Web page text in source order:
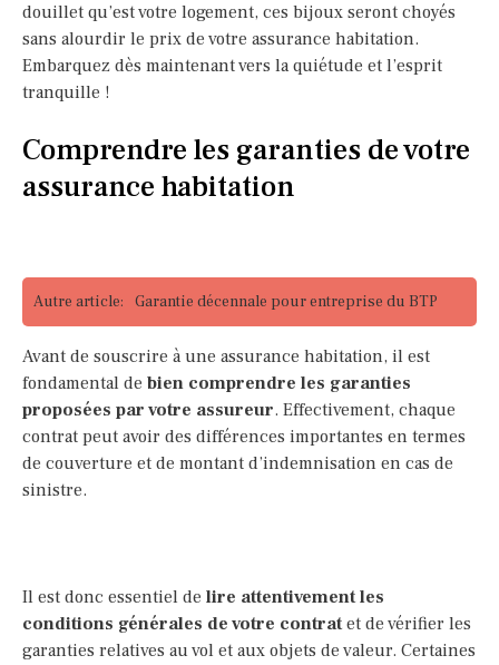
douillet qu’est votre logement, ces bijoux seront choyés
sans alourdir le prix de votre assurance habitation.
Embarquez dès maintenant vers la quiétude et l’esprit
tranquille !
Comprendre les garanties de votre
assurance habitation
Autre article: Garantie décennale pour entreprise du BTP
Avant de souscrire à une assurance habitation, il est
fondamental de bien comprendre les garanties
proposées par votre assureur. Effectivement, chaque
contrat peut avoir des différences importantes en termes
de couverture et de montant d’indemnisation en cas de
sinistre.
Il est donc essentiel de lire attentivement les
conditions générales de votre contratet de vérifier les
garanties relatives au vol et aux objets de valeur. Certaines